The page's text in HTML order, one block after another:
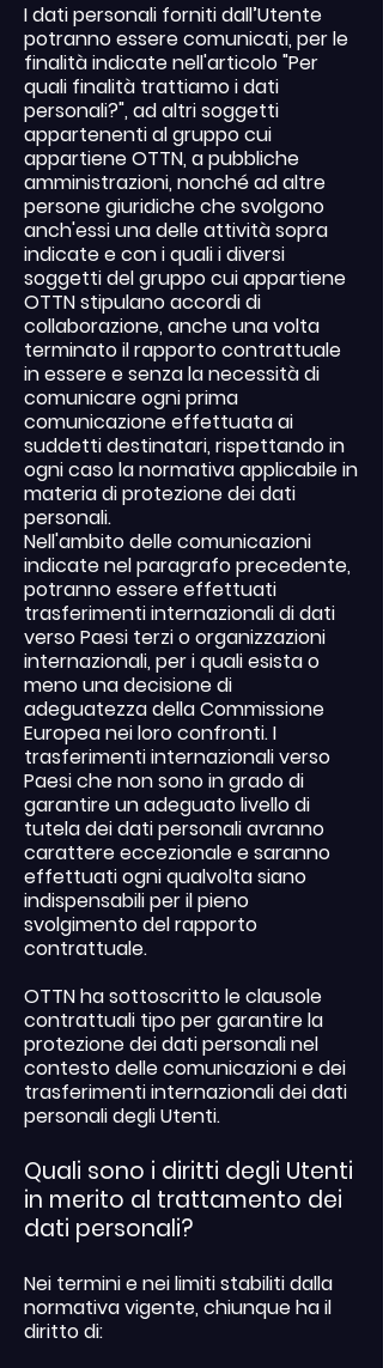
I dati personali forniti dall’Utente
potranno essere comunicati, per le
finalità indicate nell'articolo "Per
quali finalità trattiamo i dati
personali?", ad altri soggetti
appartenenti al gruppo cui
appartiene OTTN, a pubbliche
amministrazioni, nonché ad altre
persone giuridiche che svolgono
anch'essi una delle attività sopra
indicate e con i quali i diversi
soggetti del gruppo cui appartiene
OTTN stipulano accordi di
collaborazione, anche una volta
terminato il rapporto contrattuale
in essere e senza la necessità di
comunicare ogni prima
comunicazione effettuata ai
suddetti destinatari, rispettando in
ogni caso la normativa applicabile in
materia di protezione dei dati
personali.
Nell'ambito delle comunicazioni
indicate nel paragrafo precedente,
potranno essere effettuati
trasferimenti internazionali di dati
verso Paesi terzi o organizzazioni
internazionali, per i quali esista o
meno una decisione di
adeguatezza della Commissione
Europea nei loro confronti. I
trasferimenti internazionali verso
Paesi che non sono in grado di
garantire un adeguato livello di
tutela dei dati personali avranno
carattere eccezionale e saranno
effettuati ogni qualvolta siano
indispensabili per il pieno
svolgimento del rapporto
contrattuale.
OTTN ha sottoscritto le clausole
contrattuali tipo per garantire la
protezione dei dati personali nel
contesto delle comunicazioni e dei
trasferimenti internazionali dei dati
personali degli Utenti.
Quali sono i diritti degli Utenti
in merito al trattamento dei
dati personali?
Nei termini e nei limiti stabiliti dalla
normativa vigente, chiunque ha il
diritto di: